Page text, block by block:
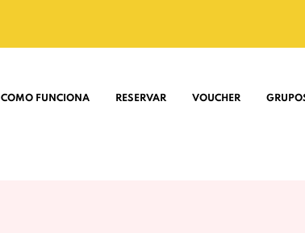
COMO FUNCIONA RESERVAR VOUCHER